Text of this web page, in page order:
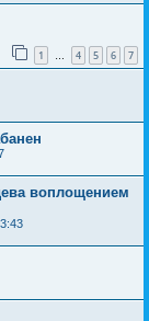
1 … 4 5 6 7
воплощением